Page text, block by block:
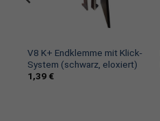
V8 K+ Endklemme mit Klick-
System (schwarz, eloxiert)
1,39 €